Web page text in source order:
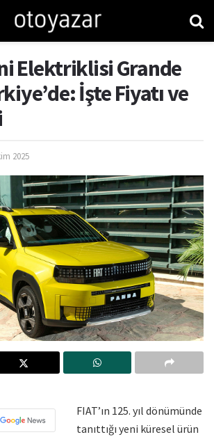
Elektriklisi Grande
İşte Fiyatı ve
2025
FIAT’ın 125. yıl dönümünde
tanıttığı yeni küresel ürün